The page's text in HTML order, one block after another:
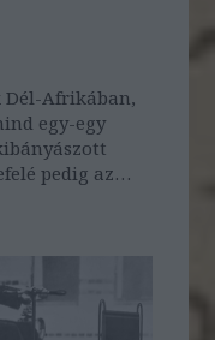
Dél-Afrikában,
egy-egy
pedig az